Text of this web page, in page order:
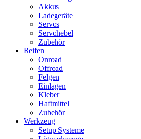
Akkus
Ladegeräte
Servos
Servohebel
Zubehör
Reifen
Onroad
Offroad
Felgen
Einlagen
Kleber
Haftmittel
Zubehör
Werkzeug
Setup Systeme